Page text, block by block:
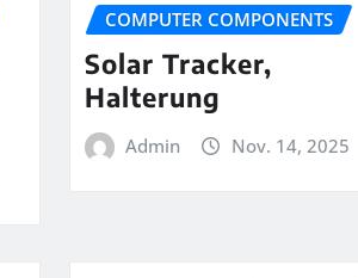
COMPUTER COMPONENTS
Solar Tracker,
Halterung
Admin Nov. 14, 2025